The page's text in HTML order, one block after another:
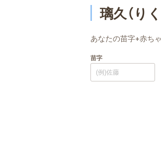
璃久（り
あなたの苗字+赤ち
苗字